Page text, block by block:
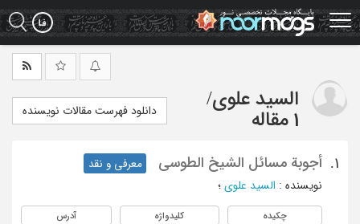
Skip
to
main
السید علوی/
1 مقاله
دانلود فهرست مقالات نویسنده
1. أجوبة مسائل الشیخ الطوسی
معرفی و نقد
نویسنده : السید علوی ؛
چکیده کلیدواژه آدرس